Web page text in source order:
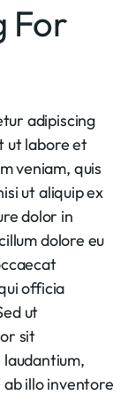
For
adipiscing
ut labore et
veniam, quis
ut aliquip ex
dolor in
dolore eu
officia
ut
sit
illo inventore